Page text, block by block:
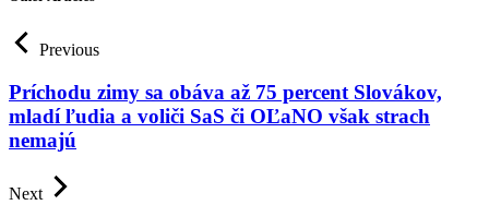
Previous
Príchodu zimy sa obáva až 75 percent Slovákov,
mladí ľudia a voliči SaS či OĽaNO však strach
nemajú
Next